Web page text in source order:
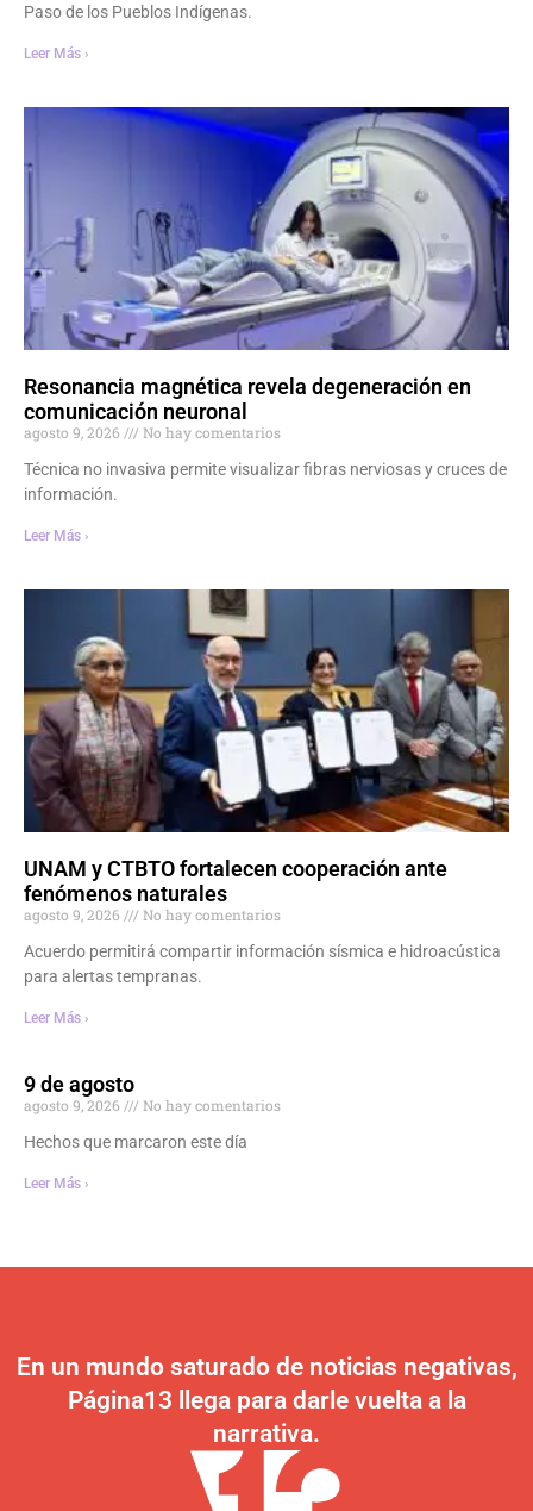
Paso de los Pueblos Indígenas.
Leer Más ›
Resonancia magnética revela degeneración en
comunicación neuronal
agosto 9, 2026
No hay comentarios
Técnica no invasiva permite visualizar fibras nerviosas y cruces de
información.
Leer Más ›
UNAM y CTBTO fortalecen cooperación ante
fenómenos naturales
agosto 9, 2026
No hay comentarios
Acuerdo permitirá compartir información sísmica e hidroacústica
para alertas tempranas.
Leer Más ›
9 de agosto
agosto 9, 2026
No hay comentarios
Hechos que marcaron este día
Leer Más ›
En un mundo saturado de noticias negativas,
Página13 llega para darle vuelta a la
narrativa.